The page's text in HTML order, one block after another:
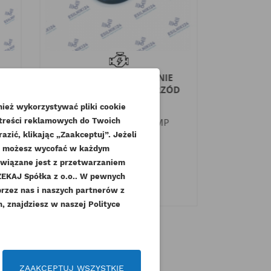
PERKINS USZCZELNIENIE
WAŁU KORBOWEGO PRZÓD
HP GN GK KMP
Indeks 198636160-KMP
Dostępny
43,05 złBrutto
35,00 zł
wykorzystywać pliki cookie
reklamowych do Twoich
klikając „Zaakceptuj”. Jeżeli
wycofać w każdym
jest z przetwarzaniem
Spółka z o.o.. W pewnych
nas i naszych partnerów z
znajdziesz w naszej Polityce
ZAAKCEPTUJ WSZYSTKIE